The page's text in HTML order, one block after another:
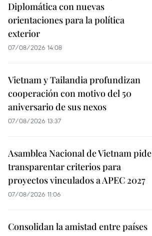
Diplomática con nuevas
orientaciones para la política
exterior
07/08/2026 14:08
Vietnam y Tailandia profundizan
cooperación con motivo del 50
aniversario de sus nexos
07/08/2026 13:37
Asamblea Nacional de Vietnam pide
transparentar criterios para
proyectos vinculados a APEC 2027
07/08/2026 11:06
Consolidan la amistad entre países